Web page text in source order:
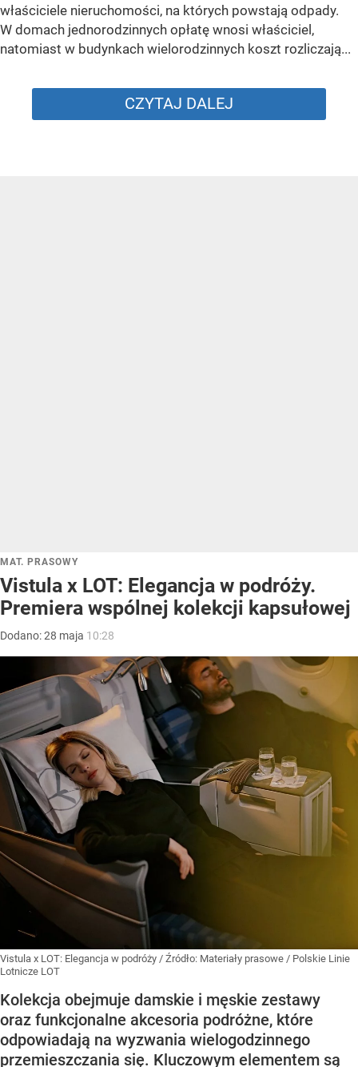
właściciele nieruchomości, na których powstają odpady.
W domach jednorodzinnych opłatę wnosi właściciel,
natomiast w budynkach wielorodzinnych koszt rozliczają...
CZYTAJ DALEJ
MAT. PRASOWY
Vistula x LOT: Elegancja w podróży.
Premiera wspólnej kolekcji kapsułowej
Dodano:28 maja 10:28
Vistula x LOT: Elegancja w podróży / Źródło: Materiały prasowe / Polskie Linie
Lotnicze LOT
Kolekcja obejmuje damskie i męskie zestawy
oraz funkcjonalne akcesoria podróżne, które
odpowiadają na wyzwania wielogodzinnego
przemieszczania się. Kluczowym elementem są